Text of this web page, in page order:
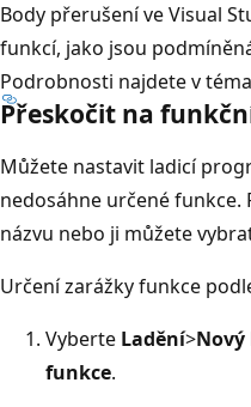
Body přerušení ve Visual
funkcí, jako jsou
Podrobnosti najdete v
Přeskočit na
Můžete nastavit ladicí
nedosáhne určené funkce.
názvu nebo ji můžete
Určení zarážky funkce
Vyberte Ladění>
funkce.